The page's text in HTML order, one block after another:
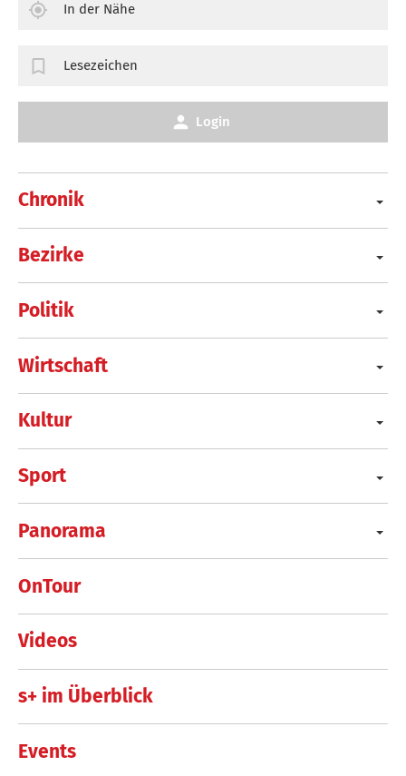
Chronik
Bezirke
Politik
Wirtschaft
Kultur
Sport
Panorama
OnTour
Videos
s+ im Überblick
Events
In der Nähe
Lesezeichen
Login